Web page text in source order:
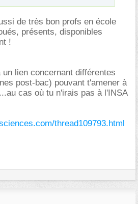
de très bon profs en école
présents, disponibles
!
lien concernant différentes
post-bac) pouvant t'amener à
cas où tu n'irais pas à l'INSA
thread109793.html